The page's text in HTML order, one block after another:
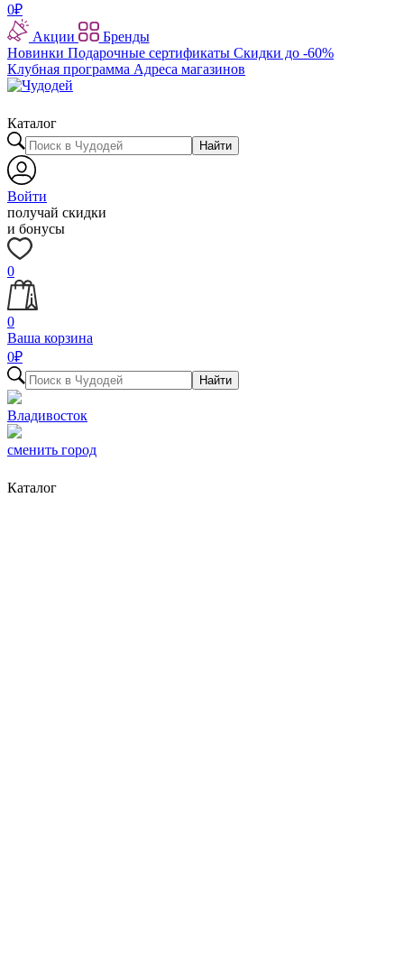
0₽
Акции
Бренды
Новинки Подарочные сертификаты Скидки до -60%
Клубная программа Адреса магазинов
Каталог
Найти
Войти
получай скидки
и бонусы
0
0
Ваша корзина
0₽
Найти
Владивосток
сменить город
Каталог